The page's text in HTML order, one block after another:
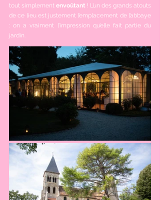
tout simplement envoûtant ! L’un des grands atouts
de ce lieu est justement l’emplacement de l’abbaye
: on a vraiment l’impression qu’elle fait partie du
jardin.